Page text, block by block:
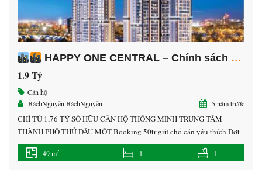
HAPPY ONE CENTRAL – Chính sách VÀNG dễ dàng SỞ HỮU
1.9 Tỷ
Căn hộ
BáchNguyễn BáchNguyễn
5 năm trước
CHỈ TỪ 1,76 TỶ SỞ HỮU CĂN HỘ THÔNG MINH TRUNG TÂM
THÀNH PHỐ THỦ DẦU MỘT Booking 50tr giữ chổ căn yêu thích Đợt
1: sau 7 ngày chỉ thanh toán 10% Đợt 2: sau 45 ngày thanh toán 5%
Đợt 3: sau 30 ngày thanh toán 5% Và sau đó mỗi tháng chỉ […]
49 m2 1 1